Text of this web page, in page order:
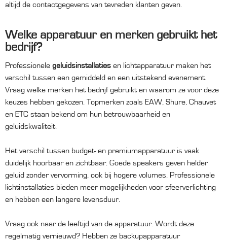
altijd de contactgegevens van tevreden klanten geven.
Welke apparatuur en merken gebruikt het
bedrijf?
Professionele geluidsinstallaties en lichtapparatuur maken het
verschil tussen een gemiddeld en een uitstekend evenement.
Vraag welke merken het bedrijf gebruikt en waarom ze voor deze
keuzes hebben gekozen. Topmerken zoals EAW, Shure, Chauvet
en ETC staan bekend om hun betrouwbaarheid en
geluidskwaliteit.
Het verschil tussen budget- en premiumapparatuur is vaak
duidelijk hoorbaar en zichtbaar. Goede speakers geven helder
geluid zonder vervorming, ook bij hogere volumes. Professionele
lichtinstallaties bieden meer mogelijkheden voor sfeerverlichting
en hebben een langere levensduur.
Vraag ook naar de leeftijd van de apparatuur. Wordt deze
regelmatig vernieuwd? Hebben ze backupapparatuur